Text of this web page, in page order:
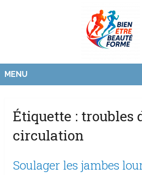
MENU
Étiquette : troubles
circulation
Soulager les jambes